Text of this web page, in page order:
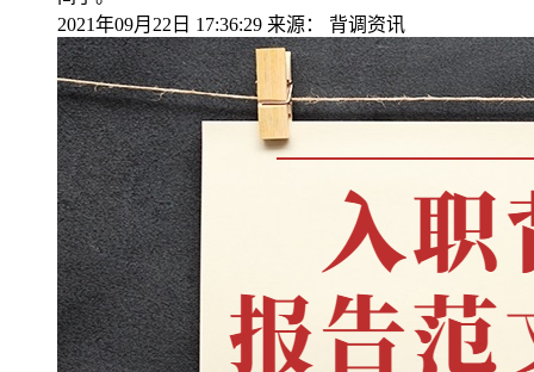
2021年09月22日 17:36:29 来源： 背调资讯